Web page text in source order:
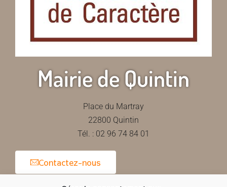
Mairie de Quintin
Place du Martray
22800 Quintin
Tél. : 02 96 74 84 01
Contactez-nous